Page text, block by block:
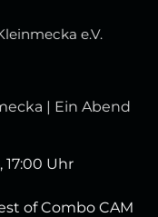
e.V.
| Ein Abend
Uhr
of Combo CAM